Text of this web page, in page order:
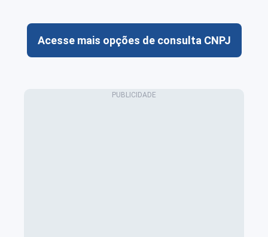
Acesse mais opções de consulta CNPJ